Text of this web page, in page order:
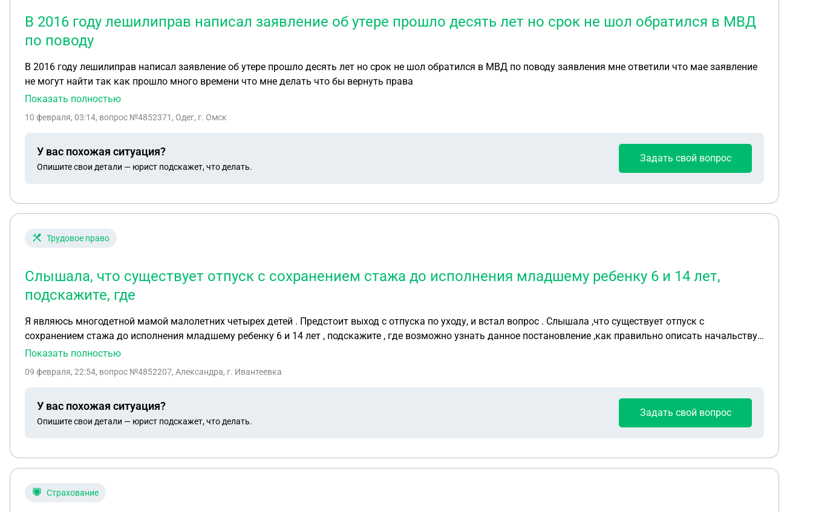
В 2016 году лешилиправ написал заявление об утере прошло десять лет но срок не шол обратился в МВД
по поводу
В 2016 году лешилиправ написал заявление об утере прошло десять лет но срок не шол обратился в МВД по поводу заявления мне ответили что мае заявление
не могут найти так как прошло много времени что мне делать что бы вернуть права
Показать полностью
10 февраля, 03:14, вопрос №4852371, Одег, г. Омск
У вас похожая ситуация?
Опишите свои детали — юрист подскажет, что делать.
Задать свой вопрос
Трудовое право
Слышала, что существует отпуск с сохранением стажа до исполнения младшему ребенку 6 и 14 лет,
подскажите, где
Я являюсь многодетной мамой малолетних четырех детей . Предстоит выход с отпуска по уходу, и встал вопрос . Слышала ,что существует отпуск с
сохранением стажа до исполнения младшему ребенку 6 и 14 лет , подскажите , где возможно узнать данное постановление ,как правильно описать начальству
на работе желание на такой отпуск ?
Показать полностью
09 февраля, 22:54, вопрос №4852207, Александра, г. Ивантеевка
У вас похожая ситуация?
Опишите свои детали — юрист подскажет, что делать.
Задать свой вопрос
Страхование